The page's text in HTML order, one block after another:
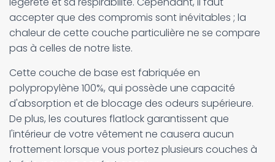
accepter que des compromis sont inévitables ; la
chaleur de cette couche particulière ne se compare
pas à celles de notre liste.
Cette couche de base est fabriquée en
polypropylène 100%, qui possède une capacité
d'absorption et de blocage des odeurs supérieure.
De plus, les coutures flatlock garantissent que
l'intérieur de votre vêtement ne causera aucun
frottement lorsque vous portez plusieurs couches à